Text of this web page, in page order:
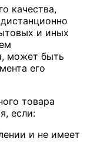
качества,
и иных
может быть
его
товара
если:
и не имеет